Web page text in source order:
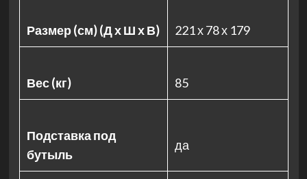
Размер (см) (Д х Ш х В) 221 х 78 х 179
Вес (кг) 85
Подставка под
бутыль
да